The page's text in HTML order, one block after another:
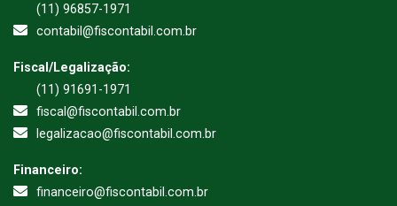
(11) 96857-1971
contabil@fiscontabil.com.br
Fiscal/Legalização:
(11) 91691-1971
fiscal@fiscontabil.com.br
legalizacao@fiscontabil.com.br
Financeiro:
financeiro@fiscontabil.com.br